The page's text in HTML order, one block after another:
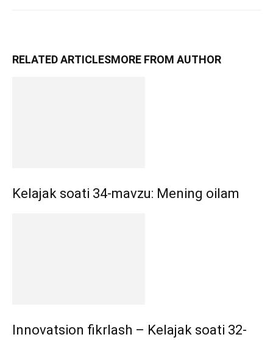
RELATED ARTICLESMORE FROM AUTHOR
Kelajak soati 34-mavzu: Mening oilam
Innovatsion fikrlash – Kelajak soati 32-